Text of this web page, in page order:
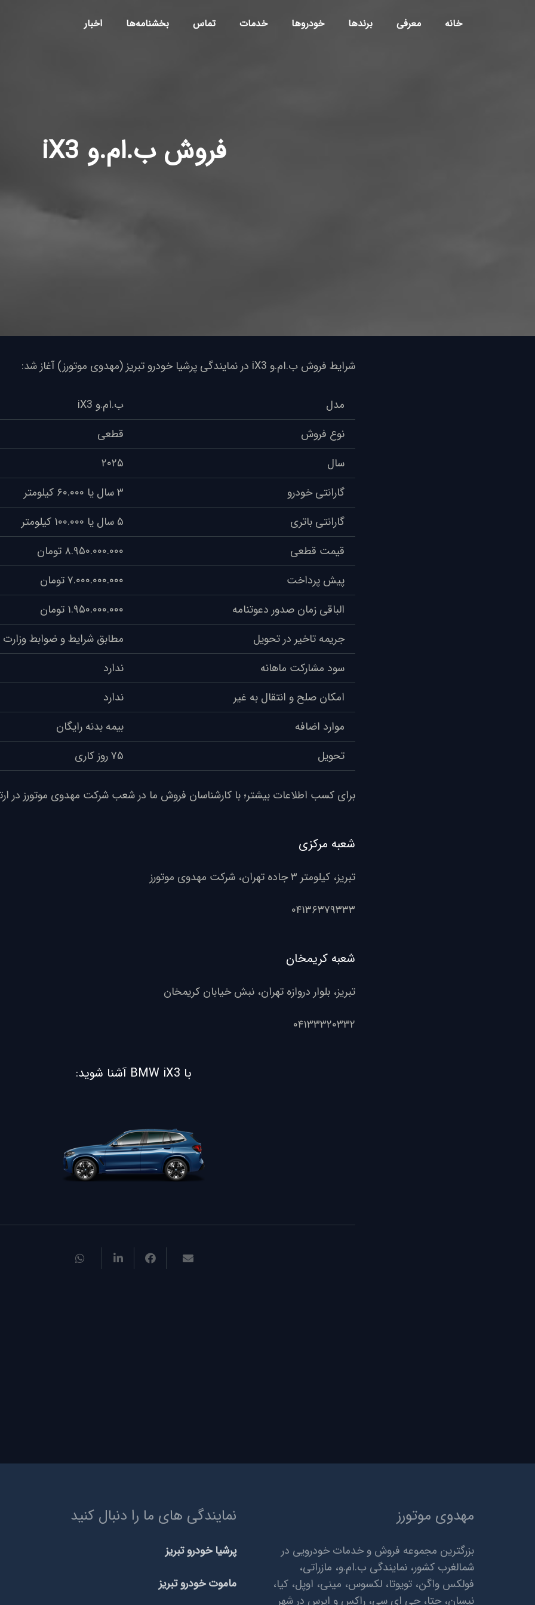
خانه معرفی برندها خودروها خدمات تماس بخشنامه‌ها اخبار
فروش ب.ام.و iX3
شرایط فروش ب.ام.و iX3 در نمایندگی پرشیا خودرو تبریز (مهدوی موتورز) آغاز شد:
مدل
ب.ام.و iX3
نوع فروش
قطعی
سال
۲۰۲۵
گارانتی خودرو
۳ سال یا ۶۰.۰۰۰ کیلومتر
گارانتی باتری
۵ سال یا ۱۰۰.۰۰۰ کیلومتر
قیمت قطعی
۸.۹۵۰.۰۰۰.۰۰۰ تومان
پیش پرداخت
۷.۰۰۰.۰۰۰.۰۰۰ تومان
الباقی زمان صدور دعوتنامه
۱.۹۵۰.۰۰۰.۰۰۰ تومان
جریمه تاخیر در تحویل
مطابق شرایط و ضوابط
سود مشارکت ماهانه
ندارد
امکان صلح و انتقال به غیر
ندارد
موارد اضافه
بیمه بدنه رایگان
تحویل
۷۵ روز کاری
برای کسب اطلاعات بیشتر؛ با کارشناسان فروش ما در شعب شرکت مهدوی موتورز در
شعبه مرکزی
تبریز، کیلومتر ۳ جاده تهران، شرکت مهدوی موتورز
۰۴۱۳۶۳۷۹۳۳۳
شعبه کریمخان
تبریز، بلوار دروازه تهران، نبش خیابان کریمخان
۰۴۱۳۳۳۲۰۳۳۲
با BMW iX3 آشنا شوید:
مهدوی موتورز
بزرگترین مجموعه فروش و خدمات خودرویی در
شمالغرب کشور، نمایندگی ب.ام.و، مازراتی،
فولکس واگن، تویوتا، لکسوس، مینی، اوپل، کیا،
نیسان، جتا، جی ای سی، راکس و ایرس در شهر
نمایندگی های ما را دنبال کنید
پرشیا خودرو تبریز
ماموت خودرو تبریز